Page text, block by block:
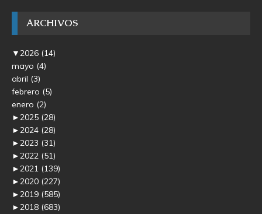
ARCHIVOS
▼2026 (14)
mayo (4)
abril (3)
febrero (5)
enero (2)
►2025 (28)
►2024 (28)
►2023 (31)
►2022 (51)
►2021 (139)
►2020 (227)
►2019 (585)
►2018 (683)